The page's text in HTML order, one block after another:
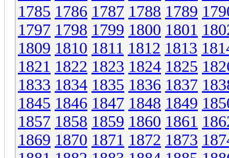
1785 1786 1787 1788 1789
1797 1798 1799 1800 1801
1809 1810 1811 1812 1813
1821 1822 1823 1824 1825
1833 1834 1835 1836 1837
1845 1846 1847 1848 1849
1857 1858 1859 1860 1861
1869 1870 1871 1872 1873